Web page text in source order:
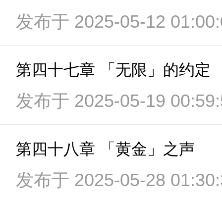
发布于 2025-05-12
第四十七章 「无限」的约定
发布于 2025-05-19
第四十八章 「黄金」之声
发布于 2025-05-28